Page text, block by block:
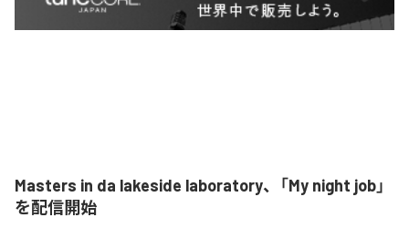
Masters in da lakeside laboratory、「My night job」
を配信開始